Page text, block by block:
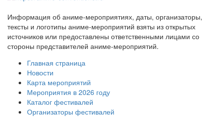
Информация об аниме-мероприятиях, даты, организаторы,
тексты и логотипы аниме-мероприятий взяты из открытых
источников или предоставлены ответственными лицами со
стороны представителей аниме-мероприятий.
Главная страница
Новости
Карта мероприятий
Мероприятия в 2026 году
Каталог фестивалей
Организаторы фестивалей